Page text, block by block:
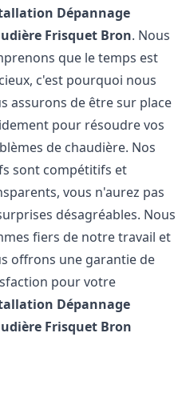
Dépannage
Frisquet Bron. Nous
que le temps est
c'est pourquoi nous
assurons de être sur place
pour résoudre vos
de chaudière. Nos
sont compétitifs et
vous n'aurez pas
désagréables. Nous
fiers de notre travail et
offrons une garantie de
pour votre
Dépannage
Frisquet Bron